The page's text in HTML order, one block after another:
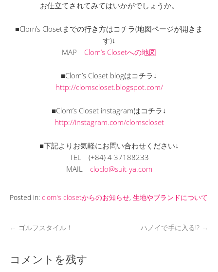
お仕立てされてみてはいかがでしょうか。
■Clom’s Closetまでの行き方はコチラ(地図ページが開きま
す)↓
MAP Clom’s Closetへの地図
■Clom’s Closet blogはコチラ↓
http://clomscloset.blogspot.com/
■Clom’s Closet instagramはコチラ↓
http://instagram.com/clomscloset
■下記よりお気軽にお問い合わせください↓
TEL (+84) 4 37188233
MAIL cloclo@suit-ya.com
Posted in: clom's closetからのお知らせ, 生地やブランドについて
← ゴルフスタイル！ ハノイで手に入る!? →
コメントを残す